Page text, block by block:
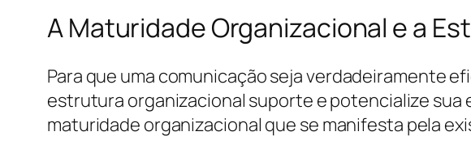
A Maturidade Organizacional e a
Para que uma comunicação seja verdadeiramente
estrutura organizacional suporte e potencialize sua
maturidade organizacional que se manifesta pela